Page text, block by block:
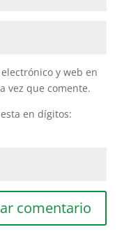
y web en
vez que comente.
en dígitos: